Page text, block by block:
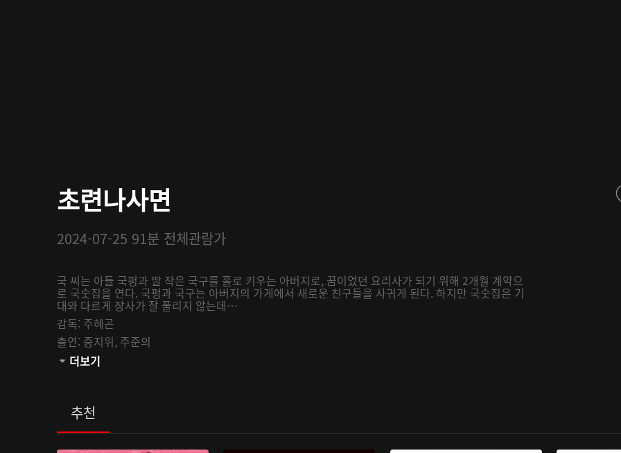
초련나사면
2024-07-25 91분 전체관람가
국 씨는 아들 국펑과 딸 작은 국구를 홀로 키우는 아버지로, 꿈이었던 요리사가 되기 위해 2개월 계약으
로 국숫집을 연다. 국펑과 국구는 아버지의 가게에서 새로운 친구들을 사귀게 된다. 하지만 국숫집은 기
대와 다르게 장사가 잘 풀리지 않는데…
감독: 주혜곤
출연: 증지위, 주준의
관람등급:
더보기
추천